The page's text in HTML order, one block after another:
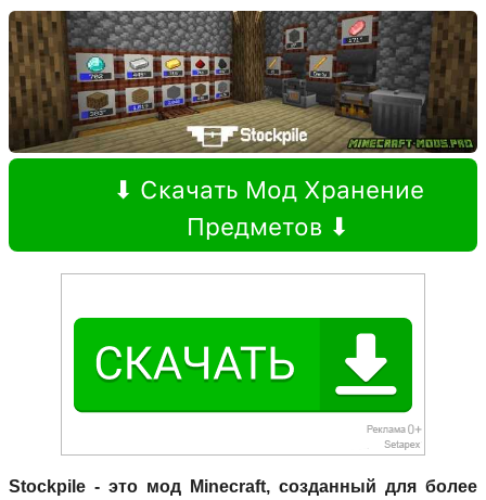
⬇ Скачать Мод Хранение
Предметов ⬇
Stockpile - это мод Minecraft, созданный для более